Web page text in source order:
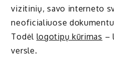
vizitinių, savo interneto
neoficialiuose
Todėl logotipų kūrimas –
versle.